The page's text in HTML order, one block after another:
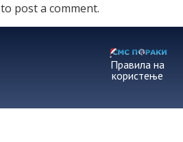
to post a comment.
Правила на
користење